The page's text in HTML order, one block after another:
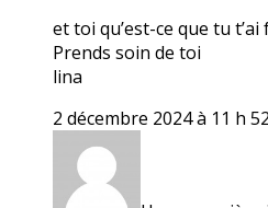
et toi qu’est-ce que tu t’ai
Prends soin de toi
lina
2 décembre 2024 à 11 h